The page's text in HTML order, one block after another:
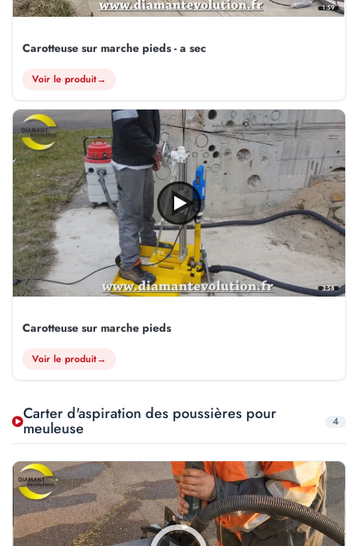
1:59
Carotteuse sur marche pieds - a sec
Voir le produit→
3:58
Carotteuse sur marche pieds
Voir le produit→
Carter d'aspiration des poussières pour
meuleuse 4